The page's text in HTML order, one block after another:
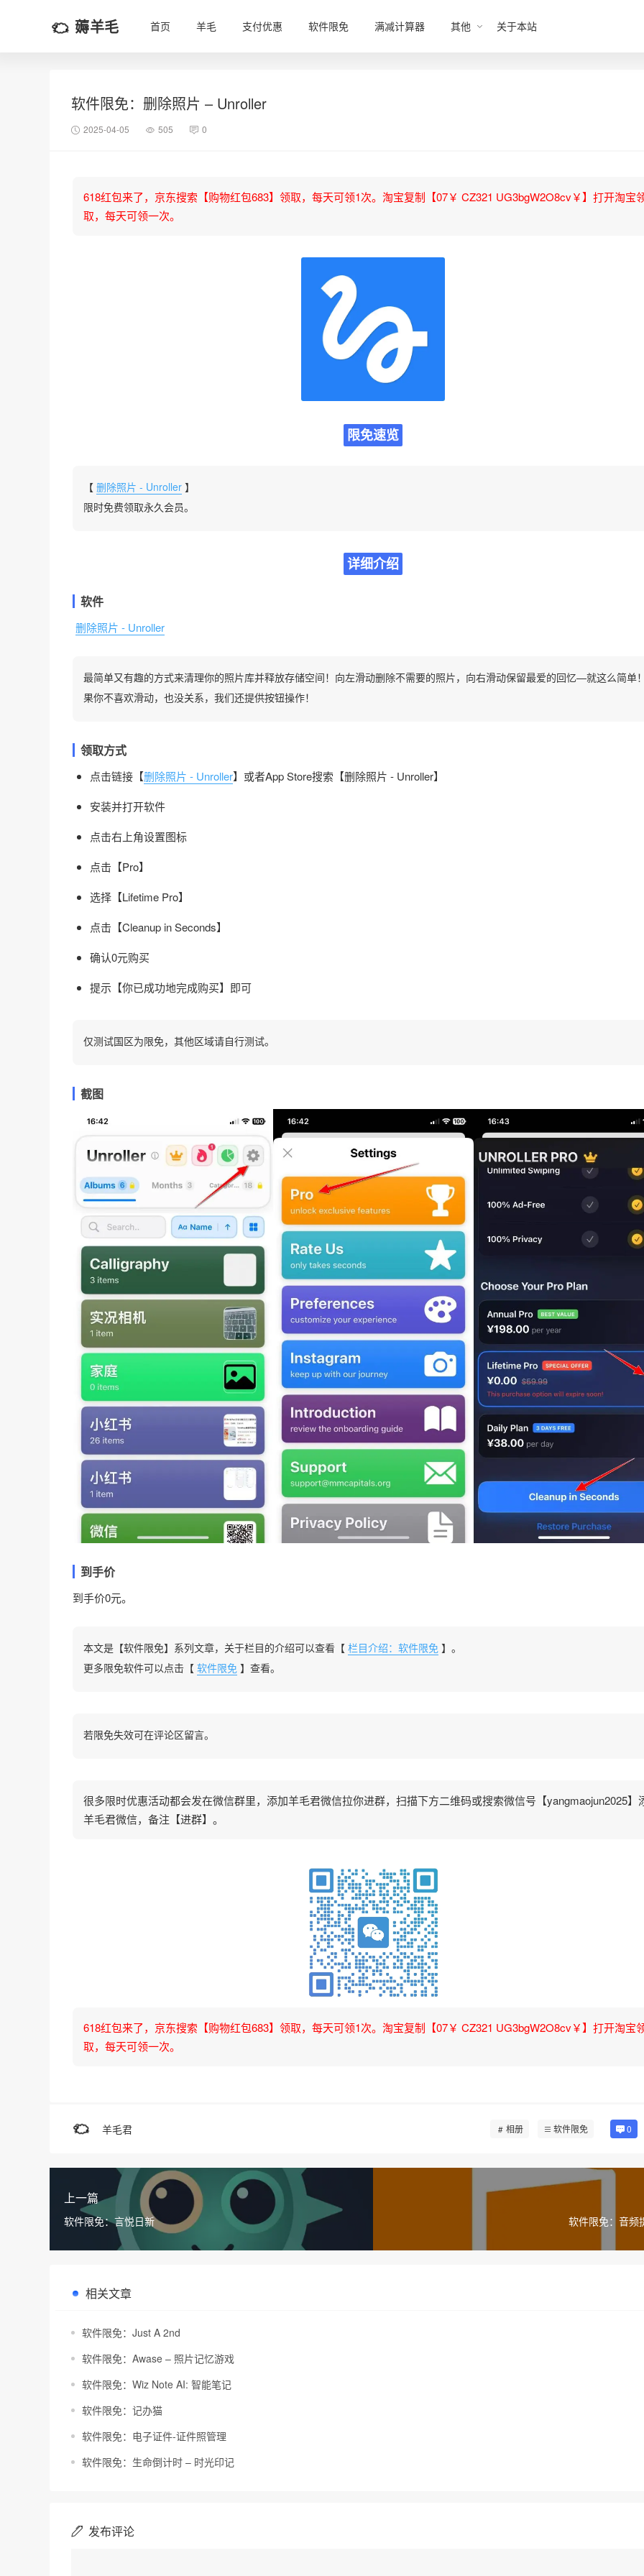
薅羊毛 首页 羊毛 支付优惠 软件限免 满减计算器 其他 关于本站
软件限免：删除照片 – Unroller
2025-04-05 505 0
618红包来了，京东搜索【购物红包683】领取，每天可领1次。淘宝复制【07￥ CZ321 UG3bgW2O8cv￥】打开淘宝
取，每天可领一次。
限免速览
【 删除照片 - Unroller 】
限时免费领取永久会员。
详细介绍
软件
删除照片 - Unroller
最简单又有趣的方式来清理你的照片库并释放存储空间！向左滑动删除不需要的照片，向右滑动保留最爱的回忆—就这么简单
果你不喜欢滑动，也没关系，我们还提供按钮操作！
领取方式
点击链接【删除照片 - Unroller】或者App Store搜索【删除照片 - Unroller】
安装并打开软件
点击右上角设置图标
点击【Pro】
选择【Lifetime Pro】
点击【Cleanup in Seconds】
确认0元购买
提示【你已成功地完成购买】即可
仅测试国区为限免，其他区域请自行测试。
截图
到手价
到手价0元。
本文是【软件限免】系列文章，关于栏目的介绍可以查看【 栏目介绍：软件限免 】。
更多限免软件可以点击【 软件限免 】查看。
若限免失效可在评论区留言。
很多限时优惠活动都会发在微信群里，添加羊毛君微信拉你进群，扫描下方二维码或搜索微信号【yangmaojun2025】
羊毛君微信，备注【进群】。
618红包来了，京东搜索【购物红包683】领取，每天可领1次。淘宝复制【07￥ CZ321 UG3bgW2O8cv￥】打开淘宝
取，每天可领一次。
羊毛君 相册 软件限免 0
上一篇
软件限免：言悦日新 软件限免：音
相关文章
软件限免：Just A 2nd
软件限免：Awase – 照片记忆游戏
软件限免：Wiz Note AI: 智能笔记
软件限免：记办猫
软件限免：电子证件-证件照管理
软件限免：生命倒计时 – 时光印记
发布评论